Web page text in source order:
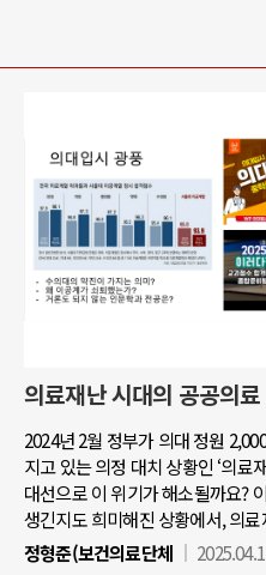
의료재난 시대의 공공의료
2024년 2월 정부가 의대 정원
지고 있는 의정 대치 상황인 ‘의료
대선으로 이 위기가 해소될까요?
생긴지도 희미해진 상황에서, 의
정형준(보건의료단체